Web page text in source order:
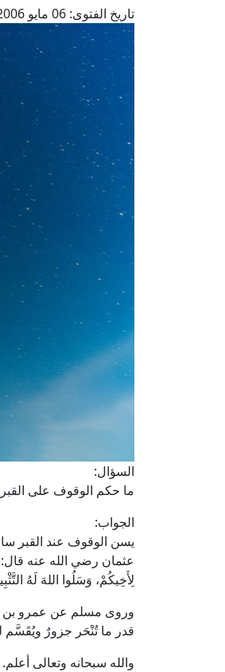
تاريخ الفتوى:
السؤال:
ما حكم الوقوف على
الجواب:
يسن الوقوف عند القبر
عثمان رضي الله عنه
لِأَخِيكُمْ، وَسَلُوا اللهَ لَهُ
وروى مسلم عن عمرو بن
قدر ما تُنْحَر جزورٌ ويُقَسَّم
والله سبحانه وتعالى أعلم.